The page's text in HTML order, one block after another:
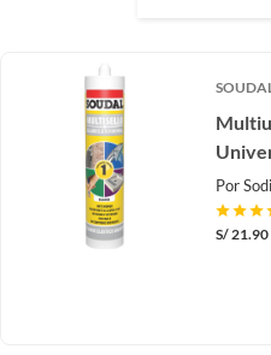
Por
S/21.90